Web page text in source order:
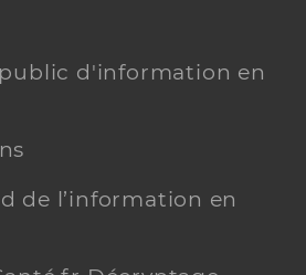
public d'information en
de l’information en